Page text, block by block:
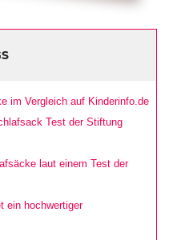
im Vergleich auf Kinderinfo.de
Test der Stiftung
laut einem Test der
ein hochwertiger